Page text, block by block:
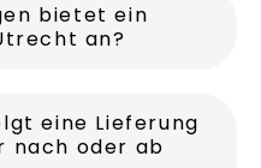
bietet ein
an?
eine Lieferung
nach oder ab